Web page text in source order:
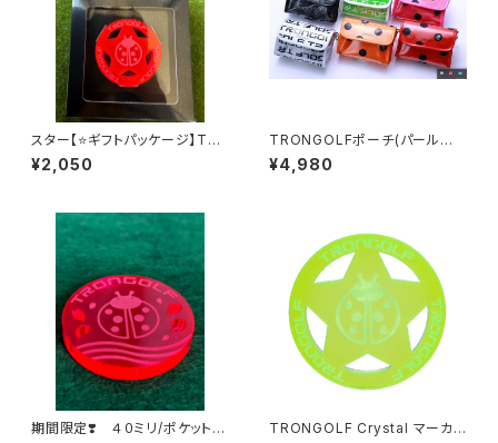
スター【⭐️ギフトパッケージ】TR
ONGOLF Crystal /トロンゴル
フ クリスタル/スター
¥2,050
TRONGOLFポーチ(パールホ
ワイト・ブラック)
¥4,980
期間限定❣️ ４０ミリ/ポケット
TRONGOLF Crystal マーカ